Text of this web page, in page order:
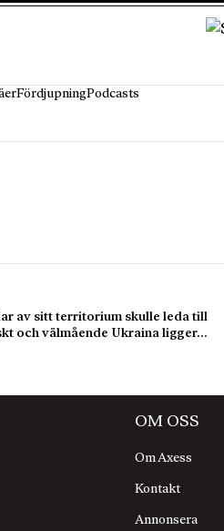
FördjupningPodcasts
av sitt territorium skulle leda till
och välmående Ukraina ligger…
OM OSS
Om Axess
Kontakt
Annonsera